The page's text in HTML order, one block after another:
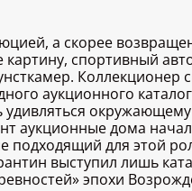
а скорее
спортивный
аукционного
аукционные дома
для этой
выступил лишь
эпохи